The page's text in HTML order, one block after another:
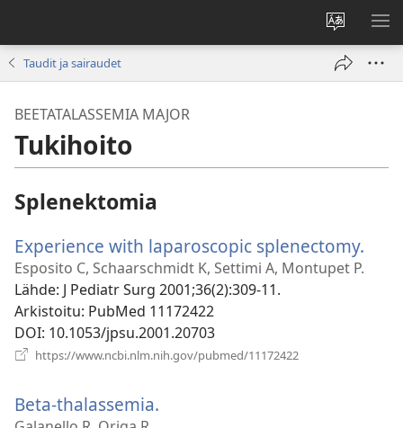
Vaihda
sivuston
kieli
Taudit ja sairaudet
BEETATALASSEMIA MAJOR
Tukihoito
Splenektomia
Experience with laparoscopic splenectomy.
Esposito C, Schaarschmidt K, Settimi A, Montupet P.
Lähde‎: J Pediatr Surg 2001;36(2):309-11.
Arkistoitu‎: PubMed 11172422
DOI‎: 10.1053/jpsu.2001.20703
https://www.ncbi.nlm.nih.gov/pubmed/11172422
Beta-thalassemia.